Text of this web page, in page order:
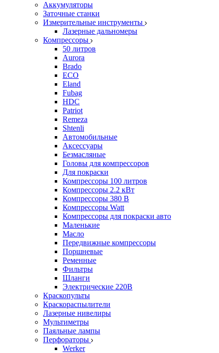
Аккумуляторы
Заточные станки
Измерительные инструменты
Лазерные дальномеры
Компрессоры
50 литров
Aurora
Brado
ECO
Eland
Fubag
HDC
Patriot
Remeza
Shtenli
Автомобильные
Аксессуары
Безмасляные
Головы для компрессоров
Для покраски
Компрессоры 100 литров
Компрессоры 2.2 кВт
Компрессоры 380 В
Компрессоры Watt
Компрессоры для покраски авто
Маленькие
Масло
Передвижные компрессоры
Поршневые
Ременные
Фильтры
Шланги
Электрические 220В
Краскопульты
Краскораспылители
Лазерные нивелиры
Мультиметры
Паяльные лампы
Перфораторы
Werker